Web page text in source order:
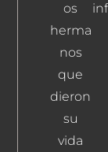
os
herma
nos
que
dieron
su
vida